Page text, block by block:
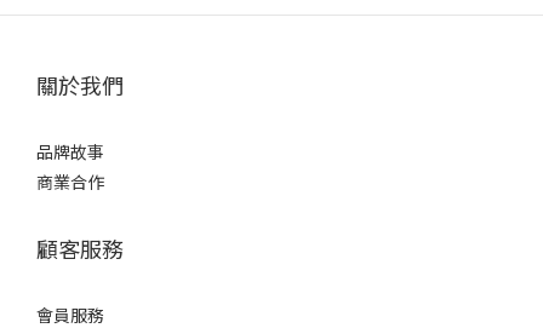
關於我們
品牌故事
商業合作
顧客服務
會員服務